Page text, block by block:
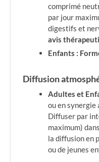
comprimé
par jour
digestifs et
avis
Enfants :
Diffusion
Adultes et
ou en synergie
Diffuser par
maximum)
la diffusion en
ou de jeunes